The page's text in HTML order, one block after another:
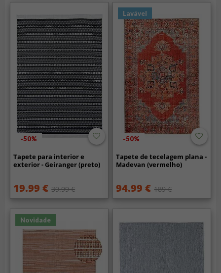
-50%
Tapete para interior e
exterior - Geiranger (preto)
19.99 € 39.99 €
Lavável
-50%
Tapete de tecelagem plana -
Madevan (vermelho)
94.99 € 189 €
Novidade